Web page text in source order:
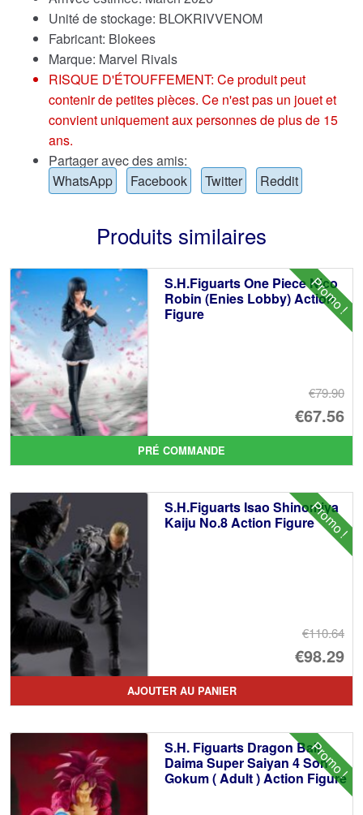
Unité de stockage: BLOKRIVVENOM
Fabricant: Blokees
Marque: Marvel Rivals
RISQUE D'ÉTOUFFEMENT: Ce produit peut
contenir de petites pièces. Ce n'est pas un jouet et
convient uniquement aux personnes de plus de 15
ans.
Partager avec des amis:
WhatsApp
Facebook Twitter Reddit
Produits similaires
Promo !
S.H.Figuarts One Piece Nico
Robin (Enies Lobby) Action
Figure
€79.90
Le
€67.56
Le
PRÉ COMMANDE
Promo !
S.H.Figuarts Isao Shinomiya
Kaiju No.8 Action Figure
€110.64
Le
€98.29
Le
AJOUTER AU PANIER
Promo !
S.H. Figuarts Dragon Ball
Daima Super Saiyan 4 Son
Gokum ( Adult ) Action Figure